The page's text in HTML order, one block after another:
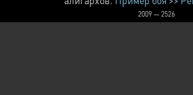
2009 — 2526